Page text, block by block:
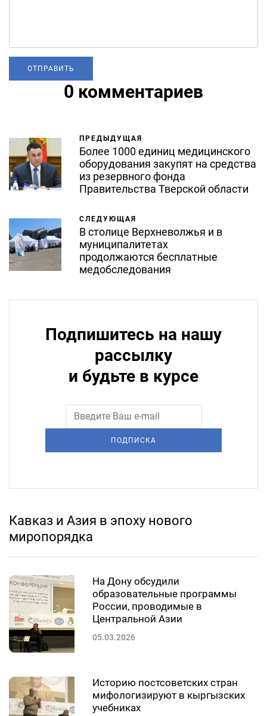
0 комментариев
ПРЕДЫДУЩАЯ
Более 1000 единиц медицинского
оборудования закупят на средства
из резервного фонда
Правительства Тверской области
СЛЕДУЮЩАЯ
В столице Верхневолжья и в
муниципалитетах
продолжаются бесплатные
медобследования
Подпишитесь на нашу
рассылку
и будьте в курсе
ПОДПИСКА
Кавказ и Азия в эпоху нового
миропорядка
На Дону обсудили
образовательные программы
России, проводимые в
Центральной Азии
05.03.2026
Историю постсоветских стран
мифологизируют в кыргызских
учебниках